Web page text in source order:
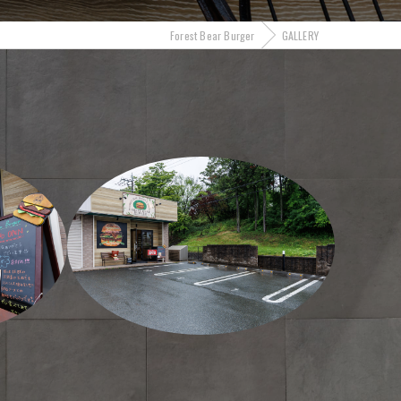
Forest Bear Burger GALLERY